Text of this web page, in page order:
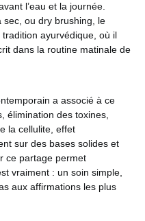
l’eau et la journée.
sec, ou dry brushing, le
ayurvédique, où il
dans la routine matinale de
a associé à ce
élimination des toxines,
la cellulite, effet
sur des bases solides et
ce partage permet
vraiment : un soin simple,
aux affirmations les plus